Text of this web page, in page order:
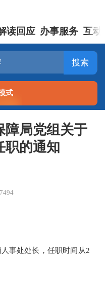
读回应 办事服务 互动
搜索
式
障局党组关于
职的通知
事处处长，任职时间从2